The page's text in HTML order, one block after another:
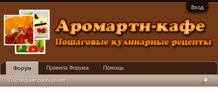
Вход
Форум
Последние сообщения
Правила Форума Помощь